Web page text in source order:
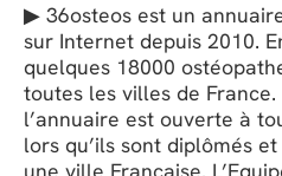
▶ 36osteos est un
sur Internet depuis 2010.
quelques 18000
toutes les villes de France.
l’annuaire est ouverte à
lors qu’ils sont diplômés